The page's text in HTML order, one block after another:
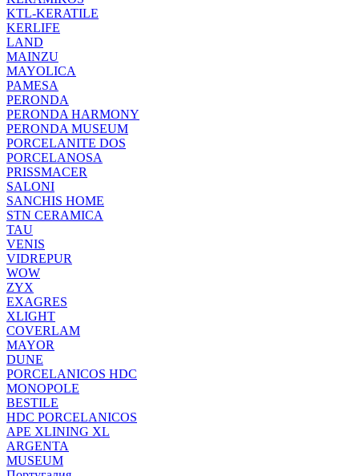
KTL-KERATILE
KERLIFE
LAND
MAINZU
MAYOLICA
PAMESA
PERONDA
PERONDA HARMONY
PERONDA MUSEUM
PORCELANITE DOS
PORCELANOSA
PRISSMACER
SALONI
SANCHIS HOME
STN CERAMICA
TAU
VENIS
VIDREPUR
WOW
ZYX
EXAGRES
XLIGHT
COVERLAM
MAYOR
DUNE
PORCELANICOS HDC
MONOPOLE
BESTILE
HDC PORCELANICOS
APE XLINING XL
ARGENTA
MUSEUM